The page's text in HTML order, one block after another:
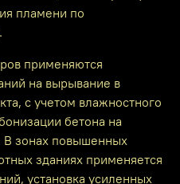
пламени по
применяются
на вырывание в
с учетом влажностного
бетона на
В зонах повышенных
зданиях применяется
установка усиленных